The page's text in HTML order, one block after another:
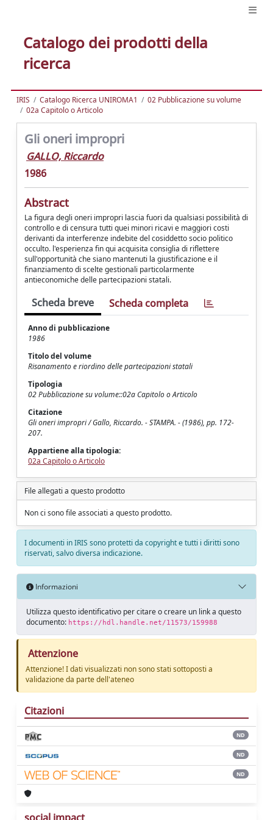
Catalogo dei prodotti della
ricerca
IRIS Catalogo Ricerca UNIROMA1
02 Pubblicazione su volume
02a Capitolo o Articolo
Gli oneri impropri
GALLO, Riccardo
1986
Abstract
La figura degli oneri impropri lascia fuori da qualsiasi possibilità di
controllo e di censura tutti quei minori ricavi e maggiori costi
derivanti da interferenze indebite del cosiddetto socio politico
occulto. l'esperienza fin qui acquisita consiglia di riflettere
sull'opportunità che siano mantenuti la giustificazione e il
finanziamento di scelte gestionali particolarmente
antieconomiche delle partecipazioni statali.
Scheda breve Scheda completa
Anno di pubblicazione
1986
Titolo del volume
Risanamento e riordino delle partecipazioni statali
Tipologia
02 Pubblicazione su volume::02a Capitolo o Articolo
Citazione
Gli oneri impropri / Gallo, Riccardo. - STAMPA. - (1986), pp. 172-
207.
Appartiene alla tipologia:
02a Capitolo o Articolo
File allegati a questo prodotto
Non ci sono file associati a questo prodotto.
I documenti in IRIS sono protetti da copyright e tutti i diritti sono
riservati, salvo diversa indicazione.
Informazioni
Utilizza questo identificativo per citare o creare un link a questo
documento: https://hdl.handle.net/11573/159988
Attenzione
Attenzione! I dati visualizzati non sono stati sottoposti a
validazione da parte dell'ateneo
Citazioni
ND
ND
ND